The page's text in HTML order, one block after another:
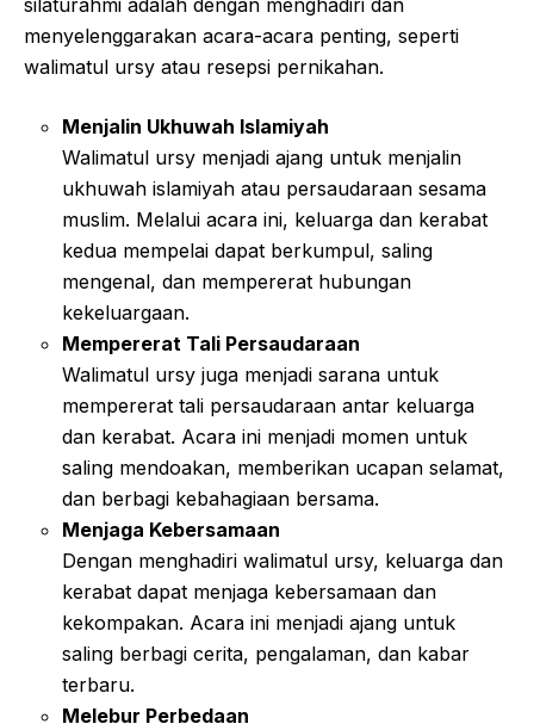
menyelenggarakan acara-acara penting, seperti
walimatul ursy atau resepsi pernikahan.
Menjalin Ukhuwah Islamiyah
Walimatul ursy menjadi ajang untuk menjalin
ukhuwah islamiyah atau persaudaraan sesama
muslim. Melalui acara ini, keluarga dan kerabat
kedua mempelai dapat berkumpul, saling
mengenal, dan mempererat hubungan
kekeluargaan.
Mempererat Tali Persaudaraan
Walimatul ursy juga menjadi sarana untuk
mempererat tali persaudaraan antar keluarga
dan kerabat. Acara ini menjadi momen untuk
saling mendoakan, memberikan ucapan selamat,
dan berbagi kebahagiaan bersama.
Menjaga Kebersamaan
Dengan menghadiri walimatul ursy, keluarga dan
kerabat dapat menjaga kebersamaan dan
kekompakan. Acara ini menjadi ajang untuk
saling berbagi cerita, pengalaman, dan kabar
terbaru.
Melebur Perbedaan